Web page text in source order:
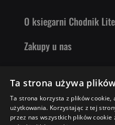
O ksiegarni Chodnik
Zakupy u nas
Literaci polecają
Ta strona używa
Ta strona korzysta z plików cookie,
użytkowania. Korzystając z tej
przez nas wszystkich plików